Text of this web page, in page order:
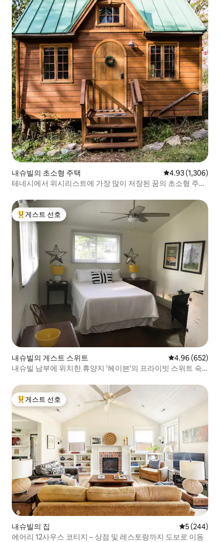
내슈빌의 초소형 주택 평점 4.93점(5점
4.93 (1,306)
테네시에서 위시리스트에 가장 많이 저장된 꿈의 초소형 주택
상위 게스트 선호
게스트 선호
내슈빌의 게스트 스위트 평점 4.96점(5
4.96 (652)
내슈빌 남부에 위치한 휴양지 '헤이븐'의 프라이빗 스위트 숙
상위 게스트 선호
게스트 선호
내슈빌의 집 평점 5점(5
5 (244)
에어리 12사우스 코티지 – 상점 및 레스토랑까지 도보로 이동